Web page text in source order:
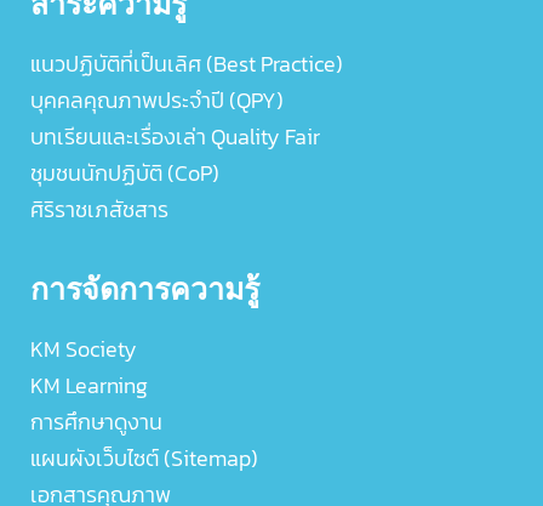
แนวปฏิบัติที่เป็นเลิศ (Best Practice)
บุคคลคุณภาพประจำปี (QPY)
บทเรียนและเรื่องเล่า Quality Fair
ชุมชนนักปฏิบัติ (CoP)
ศิริราชเภสัชสาร
การจัดการความรู้
KM Society
KM Learning
การศึกษาดูงาน
แผนผังเว็บไซต์ (Sitemap)
เอกสารคุณภาพ